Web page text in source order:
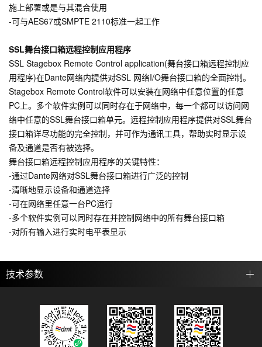
施上部署或是与其混合使用
-可与AES67或SMPTE 2110标准一起工作
SSL舞台接口箱远程控制应用程序
SSL Stagebox Remote Control application(舞台接口箱远程控制应
用程序)在Dante网络内提供对SSL 网络I/O舞台接口箱的全面控制。
Stagebox Remote Control软件可以安装在网络中任意位置的任意
PC上。多个软件实例可以同时存在于网络中，每一个都可以访问网
络中任意的SSL舞台接口箱单元。远程控制应用程序提供对SSL舞台
接口箱详尽功能的完全控制，并可作为通讯工具，帮助实时显示设
备及通道是否有被选择。
舞台接口箱远程控制应用程序的关键特性：
-通过Dante网络对SSL舞台接口箱进行广泛的控制
-清晰地显示设备和通道选择
-可在网络里任意一台PC运行
-多个软件实例可以同时存在并控制网络中的所有舞台接口箱
-对所有输入进行实时电平表显示
技术参数